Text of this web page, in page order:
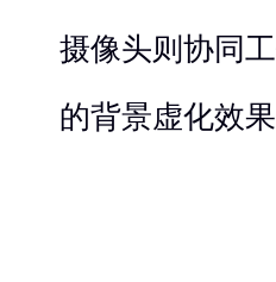
摄像头则协同
的背景虚化效果